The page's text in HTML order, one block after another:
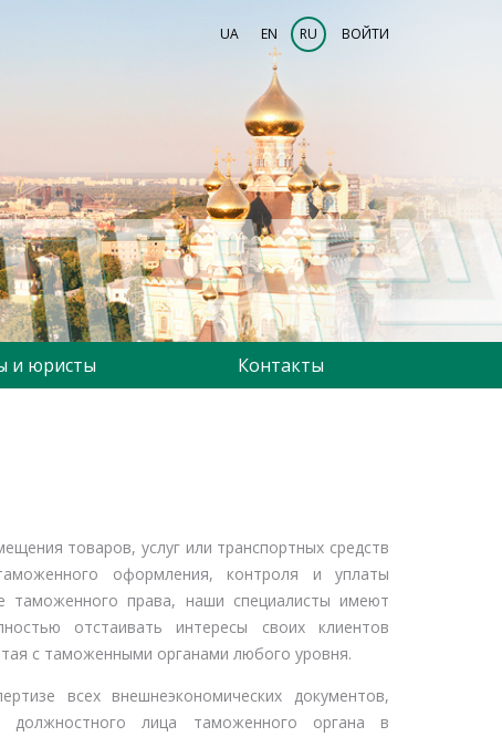
UA EN RU ВОЙТИ
и юристы Контакты
товаров, услуг или транспортных средств
оформления, контроля и уплаты
таможенного права, наши специалисты имеют
отстаивать интересы своих клиентов
с таможенными органами любого уровня.
всех внешнеэкономических документов,
должностного лица таможенного органа в